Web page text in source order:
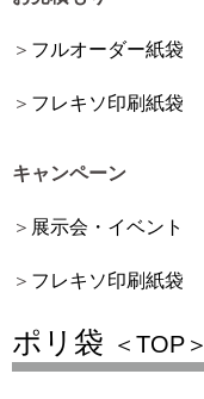
フルオーダー紙袋
フレキソ印刷紙袋
キャンペーン
展示会・イベント
フレキソ印刷紙袋
ポリ袋 ＜TOP＞